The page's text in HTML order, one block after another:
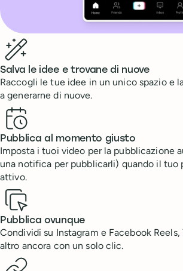
Benefits
Salva le idee e trovane di nuove
Raccogli le tue idee in un unico spazio e
a generarne di nuove.
Pubblica al momento giusto
Imposta i tuoi video per la pubblicazione
una notifica per pubblicarli) quando il tuo
attivo.
Pubblica ovunque
Condividi su Instagram e Facebook Reels,
altro ancora con un solo clic.